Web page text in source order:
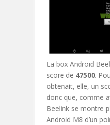
La box Android
score de 47500.
obtenait, elle, un
donc que, comme
Beelink se montre
Android M8 d’un